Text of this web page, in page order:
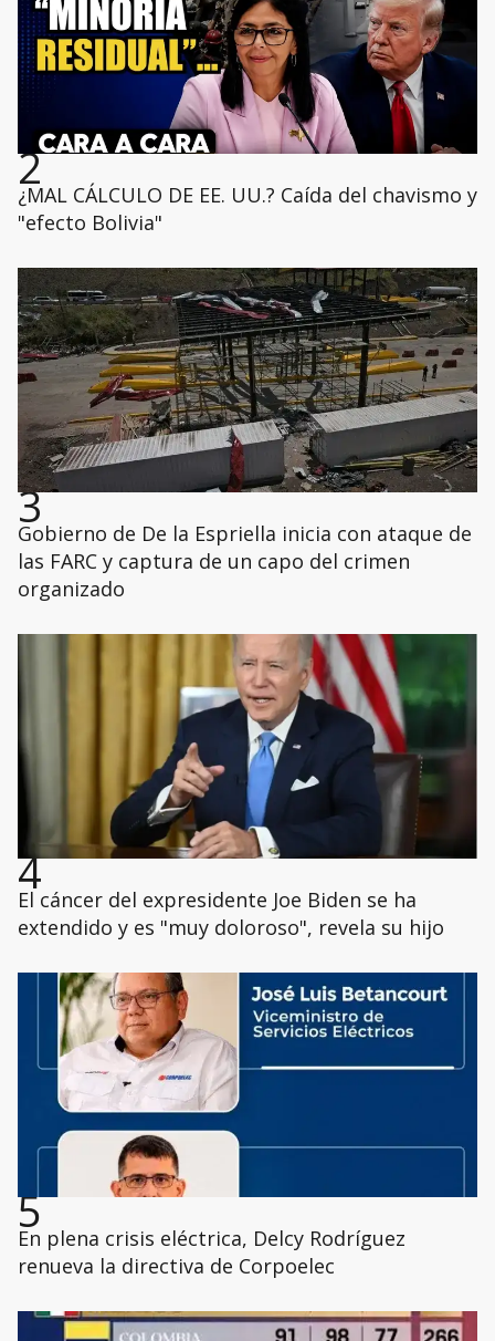
2
¿MAL CÁLCULO DE EE. UU.? Caída del chavismo y
"efecto Bolivia"
3
Gobierno de De la Espriella inicia con ataque de
las FARC y captura de un capo del crimen
organizado
4
El cáncer del expresidente Joe Biden se ha
extendido y es "muy doloroso", revela su hijo
5
En plena crisis eléctrica, Delcy Rodríguez
renueva la directiva de Corpoelec